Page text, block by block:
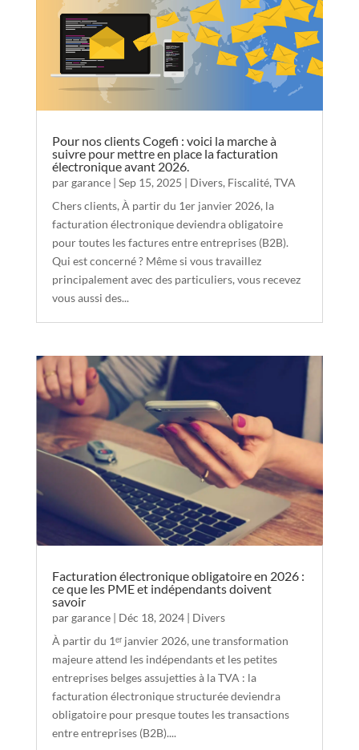
Pour nos clients Cogefi : voici la marche à
suivre pour mettre en place la facturation
électronique avant 2026.
pargarance| Sep 15, 2025 | Divers, Fiscalité, TVA
Chers clients, À partir du 1er janvier 2026, la
facturation électronique deviendra obligatoire
pour toutes les factures entre entreprises (B2B).
Qui est concerné ? Même si vous travaillez
principalement avec des particuliers, vous recevez
vous aussi des...
Facturation électronique obligatoire en 2026 :
ce que les PME et indépendants doivent
savoir
pargarance| Déc 18, 2024| Divers
À partir du 1ᵉʳ janvier 2026, une transformation
majeure attend les indépendants et les petites
entreprises belges assujetties à la TVA : la
facturation électronique structurée deviendra
obligatoire pour presque toutes les transactions
entre entreprises (B2B)....